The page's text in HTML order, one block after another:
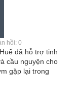
hồi: 0
đã hỗ trợ tinh
cầu nguyện cho
gặp lại trong